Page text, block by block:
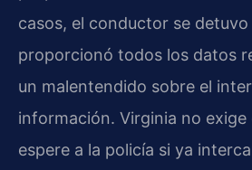
casos, el conductor se
proporcionó todos los datos
un malentendido sobre el
información. Virginia no
espere a la policía si ya